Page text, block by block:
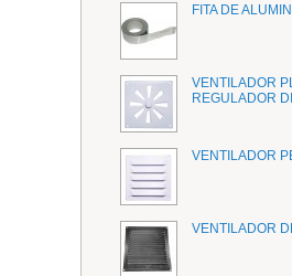
FITA DE
VENTILADOR
REGULADOR
VENTILADOR
VENTILADOR